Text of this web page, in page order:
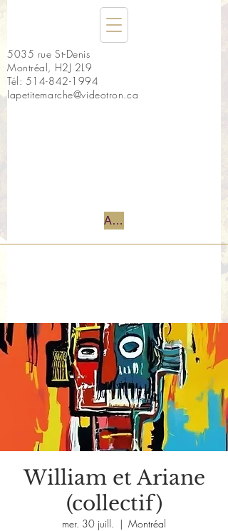
5035 rue St-Denis
Montréal, H2J 2L9
Tél: 514-842-1994
lapetitemarche@videotron.ca
Accueil
William et Ariane
(collectif)
mer. 30 juill.
  |
Montréal